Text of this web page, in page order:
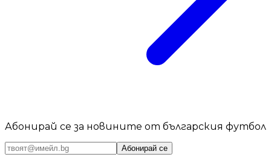
Абонирай се за новините от българския футбол
Абонирай се